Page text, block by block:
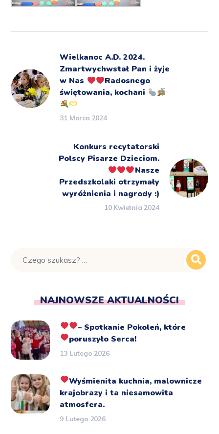
Wielkanoc A.D. 2024.
Zmartwychwstał Pan i żyje
w Nas
Radosnego
świętowania, kochani
31 Marca 2024
Konkurs recytatorski
Polscy Pisarze Dzieciom.
Nasze
Przedszkolaki otrzymały
wyróżnienia i nagrody :)
10 Kwietnia 2024
NAJNOWSZE AKTUALNOŚCI
– Spotkanie Pokoleń, które
poruszyło Serca!
13 Lutego 2026
Wyśmienita kuchnia, malownicze
krajobrazy i ta niesamowita
atmosfera.
9 Lutego 2026